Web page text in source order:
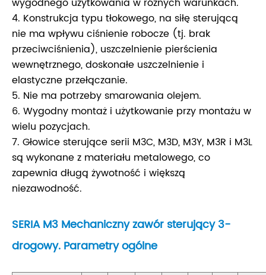
4. Konstrukcja typu tłokowego, na siłę sterującą
nie ma wpływu ciśnienie robocze (tj. brak
przeciwciśnienia), uszczelnienie pierścienia
wewnętrznego, doskonałe uszczelnienie i
elastyczne przełączanie.
5. Nie ma potrzeby smarowania olejem.
6. Wygodny montaż i użytkowanie przy montażu w
wielu pozycjach.
7. Głowice sterujące serii M3C, M3D, M3Y, M3R i M3L
są wykonane z materiału metalowego, co
zapewnia długą żywotność i większą
niezawodność.
SERIA M3 Mechaniczny zawór sterujący 3-
drogowy. Parametry ogólne